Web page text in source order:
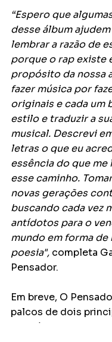
“Espero que
desse álbum
lembrar a razão de
porque o rap existe
propósito da nossa
fazer música por
originais e cada um
estilo e traduzir a
musical. Descrevi
letras o que eu
essência do que me
esse caminho.
novas gerações
buscando cada vez
antídotos para o
mundo em forma de
poesia", completa
Pensador.
Em breve, O
palcos de dois
do país: Festival de